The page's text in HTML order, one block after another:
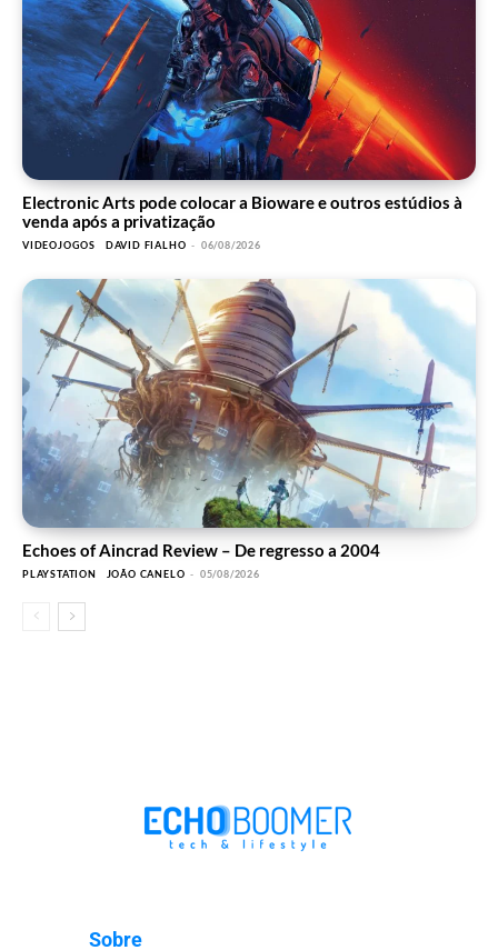
Electronic Arts pode colocar a Bioware e outros estúdios à
venda após a privatização
VIDEOJOGOS DAVID FIALHO - 06/08/2026
Echoes of Aincrad Review – De regresso a 2004
PLAYSTATION JOÃO CANELO - 05/08/2026
Sobre